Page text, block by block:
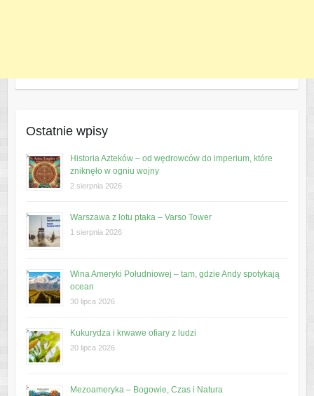
Ostatnie wpisy
Historia Azteków – od wędrowców do imperium, które
zniknęło w ogniu wojny
2 sierpnia 2026
Warszawa z lotu ptaka – Varso Tower
1 sierpnia 2026
Wina Ameryki Południowej – tam, gdzie Andy spotykają
ocean
30 lipca 2026
Kukurydza i krwawe ofiary z ludzi
20 lipca 2026
Mezoameryka – Bogowie, Czas i Natura